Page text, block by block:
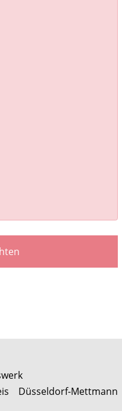
Düsseldorf-Mettmann